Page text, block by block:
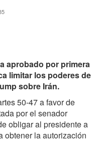
aprobado por primera
limitar los poderes de
sobre Irán.
50-47 a favor de
por el senador
obligar al presidente a
obtener la autorización